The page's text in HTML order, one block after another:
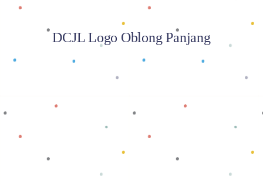
DCJL Logo Oblong Panjang